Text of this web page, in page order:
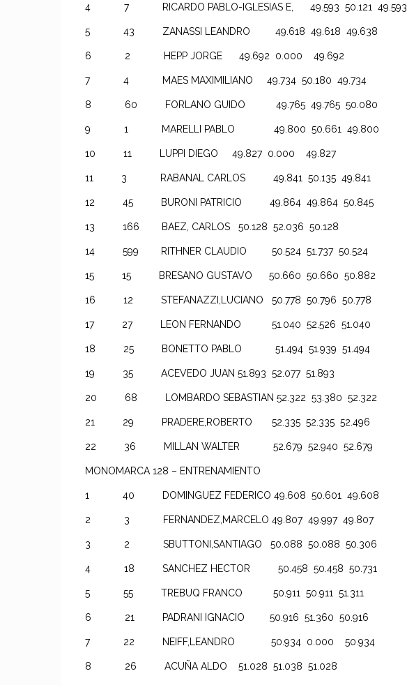
4 7 RICARDO PABLO-IGLESIAS E, 49.593 50.121 49.593
5 43 ZANASSI LEANDRO 49.618 49.618 49.638
6 2 HEPP JORGE 49.692 0.000 49.692
7 4 MAES MAXIMILIANO 49.734 50.180 49.734
8 60 FORLANO GUIDO 49.765 49.765 50.080
9 1 MARELLI PABLO 49.800 50.661 49.800
10 11 LUPPI DIEGO 49.827 0.000 49.827
11 3 RABANAL CARLOS 49.841 50.135 49.841
12 45 BURONI PATRICIO 49.864 49.864 50.845
13 166 BAEZ, CARLOS 50.128 52.036 50.128
14 599 RITHNER CLAUDIO 50.524 51.737 50.524
15 15 BRESANO GUSTAVO 50.660 50.660 50.882
16 12 STEFANAZZI,LUCIANO 50.778 50.796 50.778
17 27 LEON FERNANDO 51.040 52.526 51.040
18 25 BONETTO PABLO 51.494 51.939 51.494
19 35 ACEVEDO JUAN 51.893 52.077 51.893
20 68 LOMBARDO SEBASTIAN 52.322 53.380 52.322
21 29 PRADERE,ROBERTO 52.335 52.335 52.496
22 36 MILLAN WALTER 52.679 52.940 52.679
MONOMARCA 128 – ENTRENAMIENTO
1 40 DOMINGUEZ FEDERICO 49.608 50.601 49.608
2 3 FERNANDEZ,MARCELO 49.807 49.997 49.807
3 2 SBUTTONI,SANTIAGO 50.088 50.088 50.306
4 18 SANCHEZ HECTOR 50.458 50.458 50.731
5 55 TREBUQ FRANCO 50.911 50.911 51.311
6 21 PADRANI IGNACIO 50.916 51.360 50.916
7 22 NEIFF,LEANDRO 50.934 0.000 50.934
8 26 ACUÑA ALDO 51.028 51.038 51.028